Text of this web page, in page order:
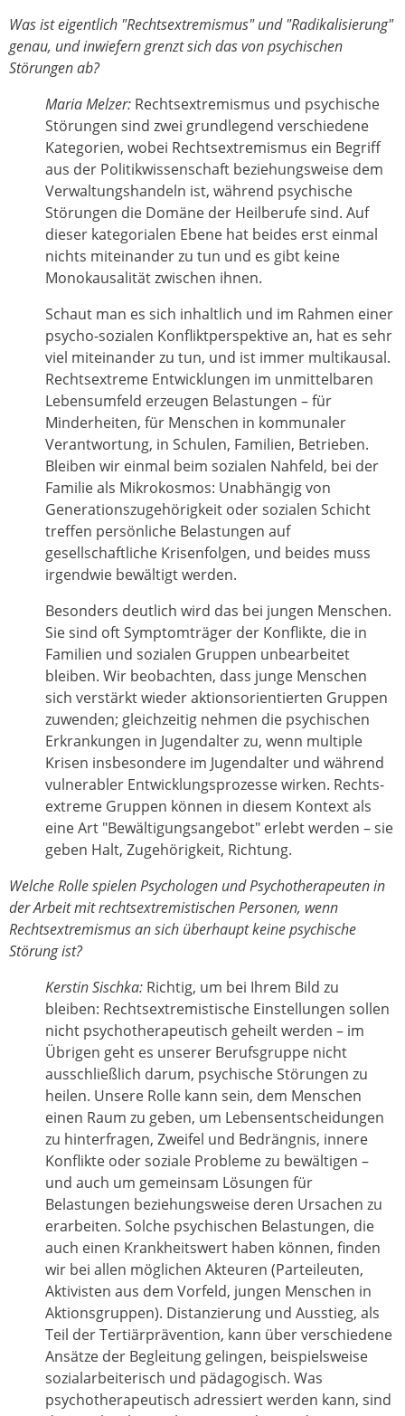
Was ist eigentlich "Rechtsextremismus" und "Radikalisierung"
genau, und inwiefern grenzt sich das von psychischen
Störungen ab?
Maria Melzer: Rechtsextremismus und psychische
Störungen sind zwei grundlegend verschiedene
Kategorien, wobei Rechtsextremismus ein Begriff
aus der Politikwissenschaft beziehungsweise dem
Verwaltungshandeln ist, während psychische
Störungen die Domäne der Heilberufe sind. Auf
dieser kategorialen Ebene hat beides erst einmal
nichts miteinander zu tun und es gibt keine
Monokausalität zwischen ihnen.
Schaut man es sich inhaltlich und im Rahmen einer
psycho-sozialen Konfliktperspektive an, hat es sehr
viel miteinander zu tun, und ist immer multikausal.
Rechtsextreme Entwicklungen im unmittelbaren
Lebensumfeld erzeugen Belastungen – für
Minderheiten, für Menschen in kommunaler
Verantwortung, in Schulen, Familien, Betrieben.
Bleiben wir einmal beim sozialen Nahfeld, bei der
Familie als Mikrokosmos: Unabhängig von
Generationszugehörigkeit oder sozialen Schicht
treffen persönliche Belastungen auf
gesellschaftliche Krisenfolgen, und beides muss
irgendwie bewältigt werden.
Besonders deutlich wird das bei jungen Menschen.
Sie sind oft Symptomträger der Konflikte, die in
Familien und sozialen Gruppen unbearbeitet
bleiben. Wir beobachten, dass junge Menschen
sich verstärkt wieder aktionsorientierten Gruppen
zuwenden; gleichzeitig nehmen die psychischen
Erkrankungen in Jugendalter zu, wenn multiple
Krisen insbesondere im Jugendalter und während
vulnerabler Entwicklungsprozesse wirken. Rechts­
extreme Gruppen können in diesem Kontext als
eine Art "Bewältigungsangebot" erlebt werden – sie
geben Halt, Zugehörigkeit, Richtung.
Welche Rolle spielen Psychologen und Psychotherapeuten in
der Arbeit mit rechtsextremistischen Personen, wenn
Rechtsextremismus an sich überhaupt keine psychische
Störung ist?
Kerstin Sischka: Richtig, um bei Ihrem Bild zu
bleiben: Rechtsextremistische Einstellungen sollen
nicht psychotherapeutisch geheilt werden – im
Übrigen geht es unserer Berufsgruppe nicht
ausschließlich darum, psychische Störungen zu
heilen. Unsere Rolle kann sein, dem Menschen
einen Raum zu geben, um Lebensentscheidungen
zu hinterfragen, Zweifel und Bedrängnis, innere
Konflikte oder soziale Probleme zu bewältigen –
und auch um gemeinsam Lösungen für
Belastungen beziehungsweise deren Ursachen zu
erarbeiten. Solche psychischen Belastungen, die
auch einen Krankheitswert haben können, finden
wir bei allen möglichen Akteuren (Parteileuten,
Aktivisten aus dem Vorfeld, jungen Menschen in
Aktionsgruppen). Distanzierung und Ausstieg, als
Teil der Tertiärprävention, kann über verschiedene
Ansätze der Begleitung gelingen, beispielsweise
sozialarbeiterisch und pädagogisch. Was
psychotherapeutisch adressiert werden kann, sind